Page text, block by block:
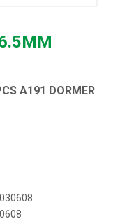
A191 DORMER